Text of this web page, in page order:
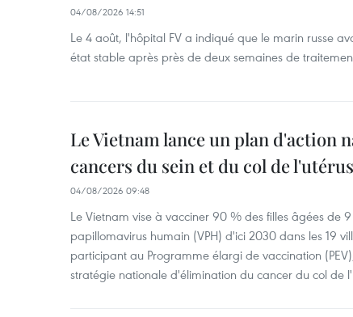
04/08/2026 14:51
Le 4 août, l'hôpital FV a indiqué que le marin russe
état stable après près de deux semaines de
Le Vietnam lance un plan d'action
cancers du sein et du col de l'utérus
04/08/2026 09:48
Le Vietnam vise à vacciner 90 % des filles âgées de
papillomavirus humain (VPH) d'ici 2030 dans les 19
participant au Programme élargi de vaccination
stratégie nationale d'élimination du cancer du col de